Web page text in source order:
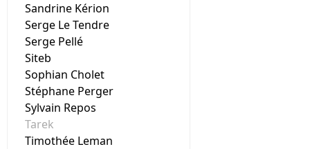
Sandrine Kérion
Serge Le Tendre
Serge Pellé
Siteb
Sophian Cholet
Stéphane Perger
Sylvain Repos
Tarek
Timothée Leman